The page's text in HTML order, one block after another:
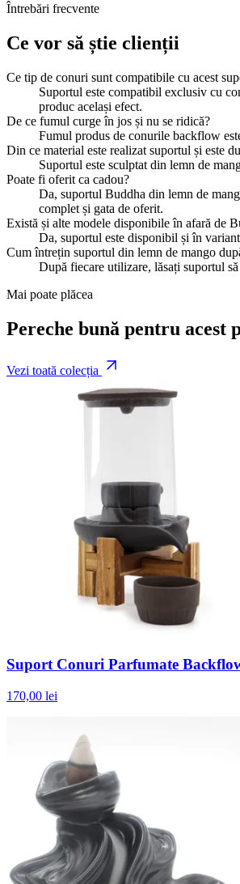
Întrebări frecvente
Ce vor să știe clienții
Ce tip de conuri sunt compatibile cu acest
Suportul este compatibil exclusiv cu
produc același efect.
De ce fumul curge în jos și nu se ridică?
Fumul produs de conurile backflow
Din ce material este realizat suportul și este
Suportul este sculptat din lemn de
Poate fi oferit ca cadou?
Da, suportul Buddha din lemn de
complet și gata de oferit.
Există și alte modele disponibile în afară de
Da, suportul este disponibil și în
Cum întrețin suportul din lemn de mango
După fiecare utilizare, lăsați suportul
Mai poate plăcea
Pereche bună pentru acest
Vezi toată colecția
Suport Conuri Parfumate
170,00 lei